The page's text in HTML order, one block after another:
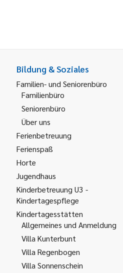
Bildung & Soziales
Familien- und Seniorenbüro
Familienbüro
Seniorenbüro
Über uns
Ferienbetreuung
Ferienspaß
Horte
Jugendhaus
Kinderbetreuung U3 -
Kindertagespflege
Kindertagesstätten
Allgemeines und Anmeldung
Villa Kunterbunt
Villa Regenbogen
Villa Sonnenschein